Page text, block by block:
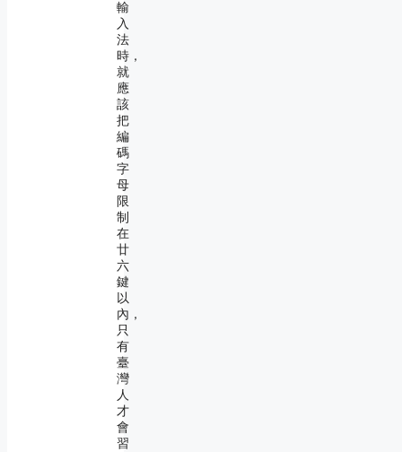
輸
入
法
時，
就
應
該
把
編
碼
字
母
限
制
在
廿
六
鍵
以
內，
只
有
臺
灣
人
才
會
習